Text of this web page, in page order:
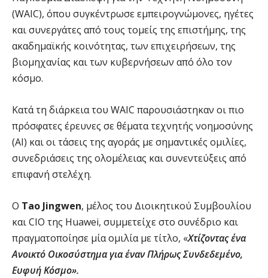
(WAIC), όπου συγκέντρωσε εμπειρογνώμονες, ηγέτες
και συνεργάτες από τους τομείς της επιστήμης, της
ακαδημαϊκής κοινότητας, των επιχειρήσεων, της
βιομηχανίας και των κυβερνήσεων από όλο τον
κόσμο.
Κατά τη διάρκεια του WAIC παρουσιάστηκαν οι πιο
πρόσφατες έρευνες σε θέματα τεχνητής νοημοσύνης
(ΑΙ) και οι τάσεις της αγοράς με σημαντικές ομιλίες,
συνεδριάσεις της ολομέλειας και συνεντεύξεις από
επιφανή στελέχη.
Ο Tao Jingwen, μέλος του Διοικητικού Συμβουλίου
και CIO της Huawei, συμμετείχε στο συνέδριο και
πραγματοποίησε μία ομιλία με τίτλο, «Χτίζοντας ένα
Ανοικτό Οικοσύστημα για έναν Πλήρως Συνδεδεμένο,
Ευφυή Κόσμo».